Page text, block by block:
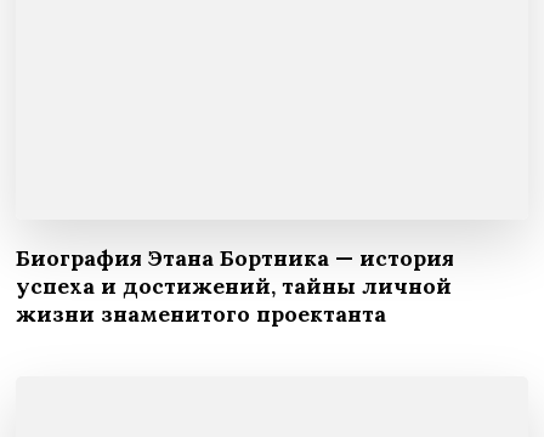
Биография Этана Бортника — история
успеха и достижений, тайны личной
жизни знаменитого проектанта